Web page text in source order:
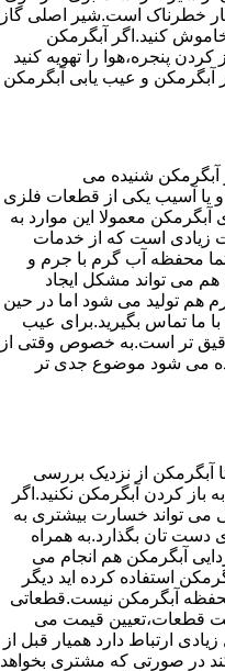
خطرناک است.شیر اصلی گاز
کنید.اگر آبگرمکن
کردن پنجره،هوا را تهویه کنید
و عیب یابی آبگرمکن
آبگرمکن شنیده می
آسیب یکی از قطعات فلزی
معمولا این موارد به
زیادی است که از خدمات
محفظه آب گرم با جرم و
می تواند مشکل ایجاد
هم تولید می شود اما در حین
ما تماس بگیرید.برای عیب
دقیق تر است.به خصوص وقتی از
می شود موضوع جدی تر
آبگرمکن از نزدیک بررسی
باز کردن آبگرمکن نکنید.اگر
می تواند خسارت بیشتری به
دست تان بگذارد.به همراه
آبگرمکن هم انجام می
استفاده کرده اید دیگر
آبگرمکن نیست.قطعاتی
قطعات،تعیین قیمت می
ارتباط دارد همیار قبل از
در صورتی که مشتری بخواهد